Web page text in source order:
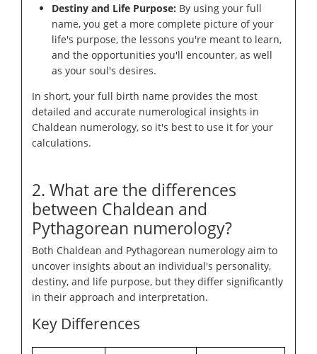
Destiny and Life Purpose: By using your full
name, you get a more complete picture of your
life's purpose, the lessons you're meant to learn,
and the opportunities you'll encounter, as well
as your soul's desires.
In short, your full birth name provides the most
detailed and accurate numerological insights in
Chaldean numerology, so it's best to use it for your
calculations.
2. What are the differences
between Chaldean and
Pythagorean numerology?
Both Chaldean and Pythagorean numerology aim to
uncover insights about an individual's personality,
destiny, and life purpose, but they differ significantly
in their approach and interpretation.
Key Differences